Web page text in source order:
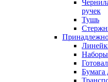
ручек
Тушь
Бумага